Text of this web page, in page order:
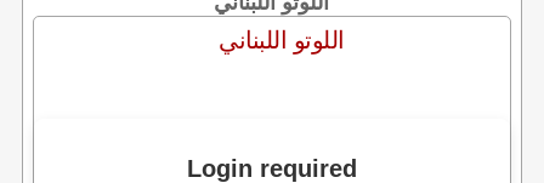
اللوتو اللبناني
Login required